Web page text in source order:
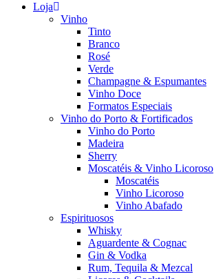
Loja
Vinho
Tinto
Branco
Rosé
Verde
Champagne & Espumantes
Vinho Doce
Formatos Especiais
Vinho do Porto & Fortificados
Vinho do Porto
Madeira
Sherry
Moscatéis & Vinho Licoroso
Moscatéis
Vinho Licoroso
Vinho Abafado
Espirituosos
Whisky
Aguardente & Cognac
Gin & Vodka
Rum, Tequila & Mezcal